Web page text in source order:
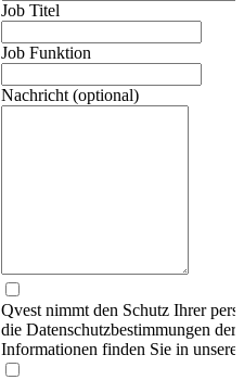
Job Titel
Job Funktion
Nachricht (optional)
Qvest nimmt den Schutz Ihrer
die Datenschutzbestimmungen
Informationen finden Sie in